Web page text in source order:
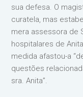
sua defesa. O
curatela, mas
mera assessora de
hospitalares de
medida afastou-a
questões
sra. Anita”.